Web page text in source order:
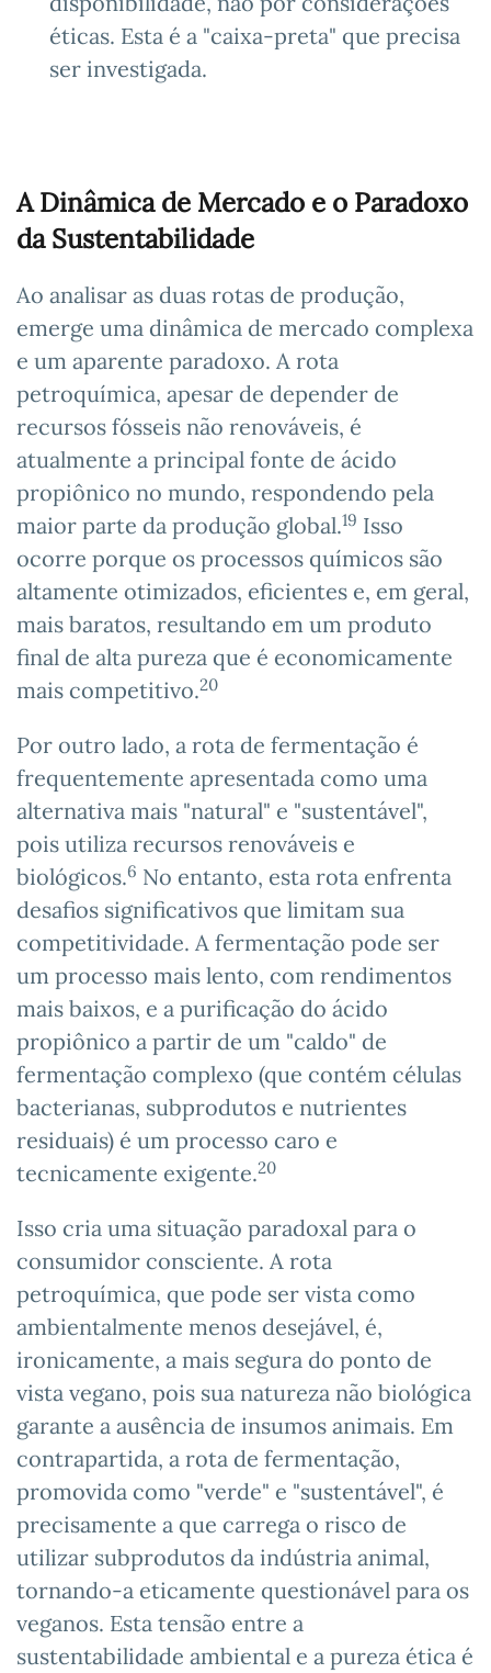
éticas. Esta é a "caixa-preta" que precisa
ser investigada.
A Dinâmica de Mercado e o Paradoxo
da Sustentabilidade
Ao analisar as duas rotas de produção,
emerge uma dinâmica de mercado complexa
e um aparente paradoxo. A rota
petroquímica, apesar de depender de
recursos fósseis não renováveis, é
atualmente a principal fonte de ácido
propiônico no mundo, respondendo pela
maior parte da produção global.19 Isso
ocorre porque os processos químicos são
altamente otimizados, eficientes e, em geral,
mais baratos, resultando em um produto
final de alta pureza que é economicamente
mais competitivo.20
Por outro lado, a rota de fermentação é
frequentemente apresentada como uma
alternativa mais "natural" e "sustentável",
pois utiliza recursos renováveis e
biológicos.6 No entanto, esta rota enfrenta
desafios significativos que limitam sua
competitividade. A fermentação pode ser
um processo mais lento, com rendimentos
mais baixos, e a purificação do ácido
propiônico a partir de um "caldo" de
fermentação complexo (que contém células
bacterianas, subprodutos e nutrientes
residuais) é um processo caro e
tecnicamente exigente.20
Isso cria uma situação paradoxal para o
consumidor consciente. A rota
petroquímica, que pode ser vista como
ambientalmente menos desejável, é,
ironicamente, a mais segura do ponto de
vista vegano, pois sua natureza não biológica
garante a ausência de insumos animais. Em
contrapartida, a rota de fermentação,
promovida como "verde" e "sustentável", é
precisamente a que carrega o risco de
utilizar subprodutos da indústria animal,
tornando-a eticamente questionável para os
veganos. Esta tensão entre a
sustentabilidade ambiental e a pureza ética é